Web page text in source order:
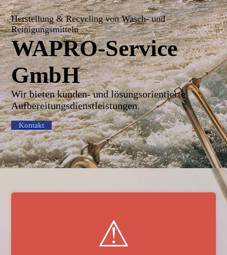
Herstellung & Recycling von Wasch- und
Reinigungsmitteln
WAPRO-Service
GmbH
Wir bieten kunden- und lösungsorientierte
Aufbereitungsdienstleistungen.
Kontakt
⚠